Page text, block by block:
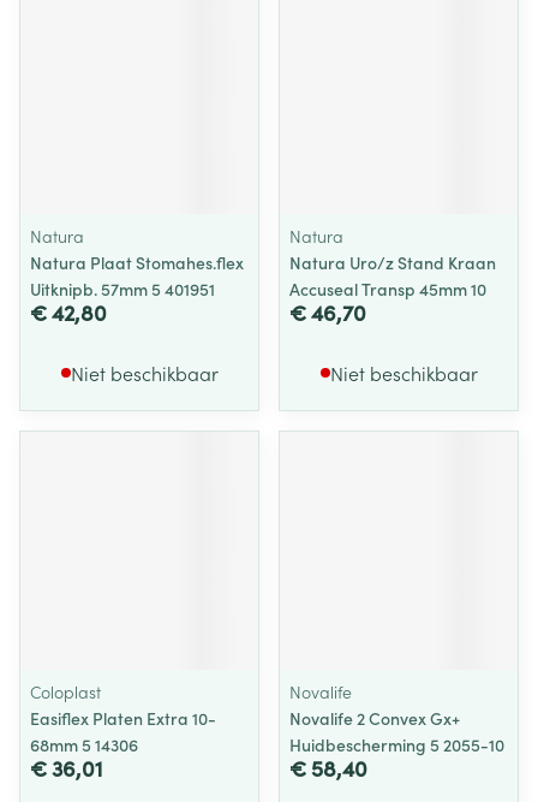
Natura
Natura Plaat Stomahes.flex
Uitknipb. 57mm 5 401951
€ 42,80
Niet beschikbaar
Natura
Natura Uro/z Stand Kraan
Accuseal Transp 45mm 10
€ 46,70
Niet beschikbaar
Coloplast
Easiflex Platen Extra 10-
68mm 5 14306
€ 36,01
Novalife
Novalife 2 Convex Gx+
Huidbescherming 5 2055-10
€ 58,40